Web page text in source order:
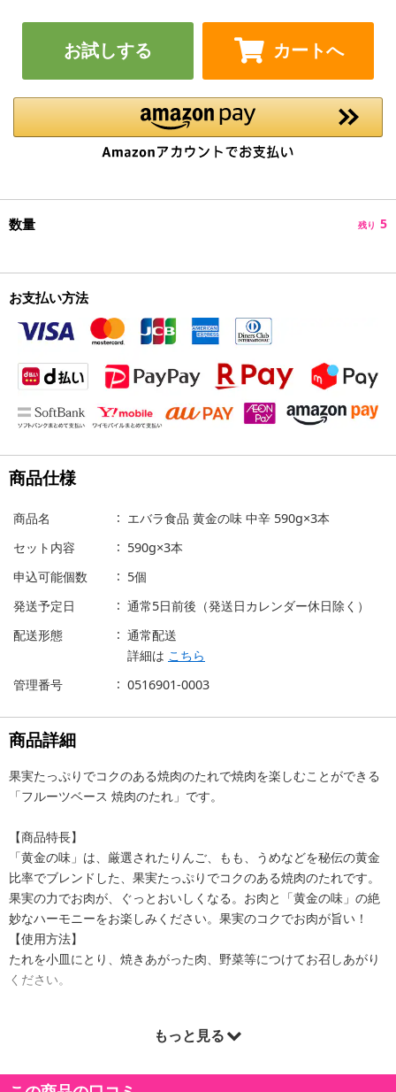
お試しする カートへ
数量 残り 5
お支払い方法
商品仕様
商品名
エバラ食品 黄金の味 中辛 590g×3本
セット内容
590g×3本
申込可能個数
5個
発送予定日
通常5日前後（発送日カレンダー休日除く）
配送形態
通常配送
詳細は こちら
管理番号
0516901-0003
商品詳細
果実たっぷりでコクのある焼肉のたれで焼肉を楽しむことができる
「フルーツベース 焼肉のたれ」です。
【商品特長】
「黄金の味」は、厳選されたりんご、もも、うめなどを秘伝の黄金
比率でブレンドした、果実たっぷりでコクのある焼肉のたれです。
果実の力でお肉が、ぐっとおいしくなる。お肉と「黄金の味」の絶
妙なハーモニーをお楽しみください。果実のコクでお肉が旨い！
【使用方法】
たれを小皿にとり、焼きあがった肉、野菜等につけてお召しあがり
ください。
もっと見る